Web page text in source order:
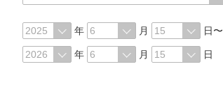
年 月
日〜
年
月 日